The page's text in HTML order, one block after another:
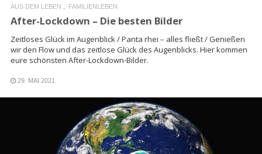
AUS DEM LEBEN FAMILIENLEBEN
After-Lockdown – Die besten Bilder
Zeitloses Glück im Augenblick / Panta rhei – alles fließt / Genießen
wir den Flow und das zeitlose Glück des Augenblicks. Hier kommen
eure schönsten After-Lockdown-Bilder.
29. MAI 2021